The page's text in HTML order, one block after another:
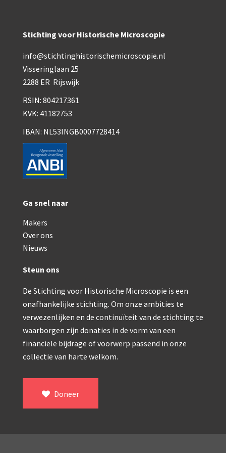
Ongesigneerd, Engels (1860-1880)
Robbins (1860-1890)
Nachet, ‘plus simple’ (1862-1880)
Beck & Beck, ‘popular microscope’ (1867)
Bianchi, trommelmicroscoop (1869-1873)
Baker, prepareermicroscoop (1870-1890)
Double pillar, Frans (1870-1900)
Seibert, ‘Stativ 3’ (1895-1900)
Watson & Sons, No. 1 ‘Van Heurck’ (ca. 1900)
Reichert (ca. 1925)
Winkel, statief BTC (1955-1957)
ROW, schoolmicroscoop (1955-1965)
Bleeker, statief R (ca. 1965)
Meopta, ‘veld’microscoop (1965-1980)
Zeiss, type Ergaval (ca. 1970)
Stichting voor Historische Microscopie
info@stichtinghistorischemicroscopie.nl
Visseringlaan 25
2288 ER Rijswijk
RSIN: 804217361
KVK: 41182753
IBAN: NL53INGB0007728414
Ga snel naar
Makers
Over ons
Nieuws
Steun ons
De Stichting voor Historische Microscopie is een
onafhankelijke stichting. Om onze ambities te
verwezenlijken en de continuïteit van de stichting te
waarborgen zijn donaties in de vorm van een
financiële bijdrage of voorwerp passend in onze
collectie van harte welkom.
Doneer